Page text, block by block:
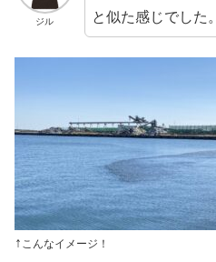
ジル
と似た感じでした。
↑ こんなイメージ！